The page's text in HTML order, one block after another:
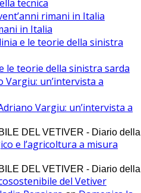
tecnica
rimani in Italia
in Italia
e le teorie della sinistra
le teorie della sinistra sarda
Vargiu: un’intervista a
Vargiu: un’intervista a
DEL VETIVER - Diario della
e l’agricoltura a misura
DEL VETIVER - Diario della
del Vetiver